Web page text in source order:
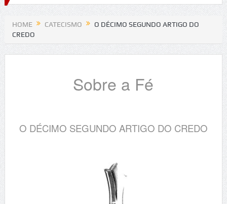
HOME CATECISMO
O DÉCIMO SEGUNDO ARTIGO DO
CREDO
Sobre a Fé
O DÉCIMO SEGUNDO ARTIGO DO CREDO